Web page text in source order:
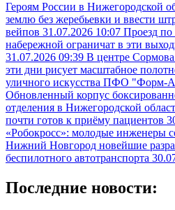
Героям России в Нижегородской
землю без жеребьевки и ввести
вейпов 31.07.2026 10:07 Проезд
набережной ограничат в эти
31.07.2026 09:39 В центре Сормова
эти дни рисует масштабное
уличного искусства ПФО "Форм-
Обновленный корпус
отделения в Нижегородской
почти готов к приёму пациентов
«Робокросс»: молодые инженеры
Нижний Новгород новейшие
беспилотного автотранспорта
Последние новости: